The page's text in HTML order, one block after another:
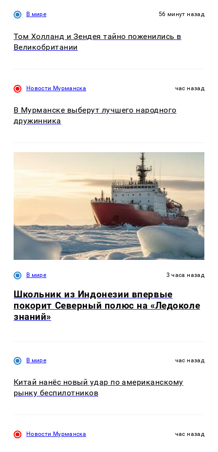
В мире 56 минут назад
Том Холланд и Зендея тайно поженились в
Великобритании
Новости Мурманска час назад
В Мурманске выберут лучшего народного
дружинника
В мире 3 часа назад
Школьник из Индонезии впервые
покорит Северный полюс на «Ледоколе
знаний»
В мире час назад
Китай нанёс новый удар по американскому
рынку беспилотников
Новости Мурманска час назад